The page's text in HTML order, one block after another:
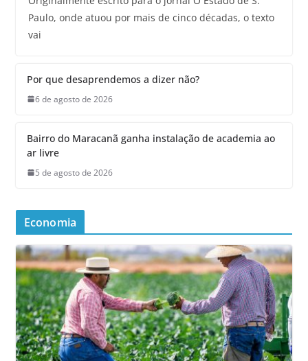
Paulo, onde atuou por mais de cinco décadas, o texto
vai
Por que desaprendemos a dizer não?
6 de agosto de 2026
Bairro do Maracanã ganha instalação de academia ao
ar livre
5 de agosto de 2026
Economia